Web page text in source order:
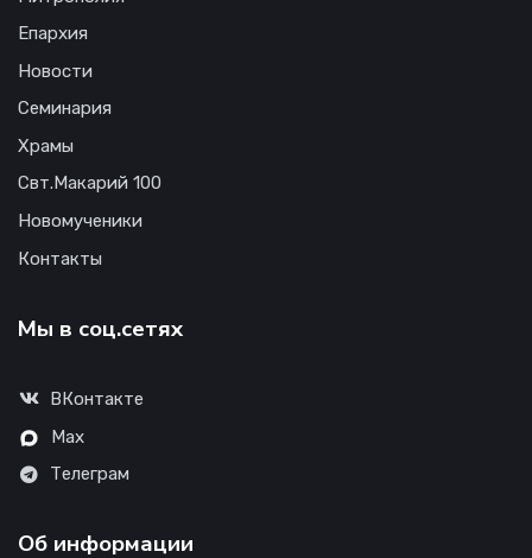
Епархия
Новости
Семинария
Храмы
Свт.Макарий 100
Новомученики
Контакты
Мы в соц.сетях
ВКонтакте
Max
Телеграм
Об информации